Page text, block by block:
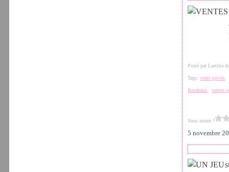
Posté par Laetitia
Tags:vente privée ,
Bordeaux ,ventes
Vous aimez ?
5 novembre